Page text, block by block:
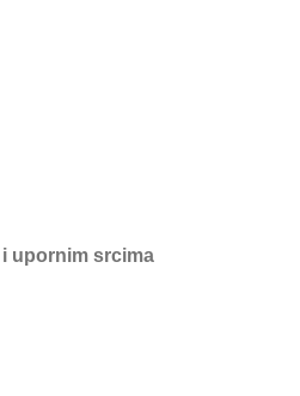
upornim srcima